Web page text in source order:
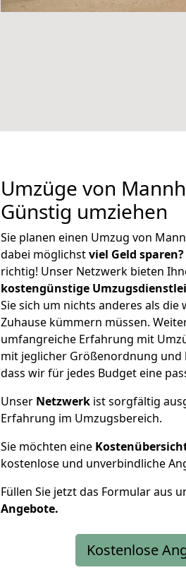
Umzüge von
Günstig umziehen
Sie planen einen Umzug von
dabei möglichstviel Geld sparen?
richtig! Unser Netzwerk bieten
kostengünstige
Sie sich um nichts anderes als
Zuhause kümmern müssen.
umfangreiche Erfahrung mit
mit jeglicher Größenordnung
dass wir für jedes Budget eine
Unser Netzwerk ist sorgfältig
Erfahrung im Umzugsbereich.
Sie möchten eine
kostenlose und unverbindliche
Füllen Sie jetzt das Formular aus
Angebote.
Kostenlose